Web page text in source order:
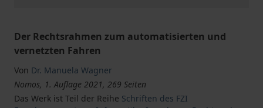
Der Rechtsrahmen zum automatisierten und
vernetzten Fahren
Von Dr. Manuela Wagner
Nomos, 1. Auflage 2021, 269 Seiten
Das Werk ist Teil der Reihe Schriften des FZI